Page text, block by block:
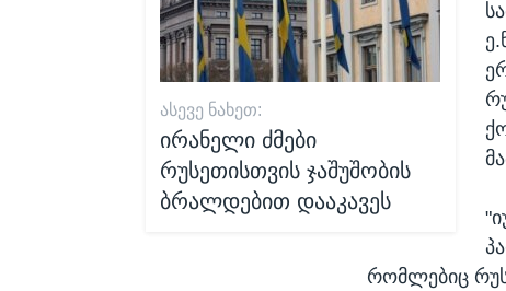
ᲐᲡᲔᲕᲔ ᲜᲐᲮᲔᲗ:
ირანელი ძმები
რუსეთისთვის ჯაშუშობის
ბრალდებით დააკავეს
რომლებიც